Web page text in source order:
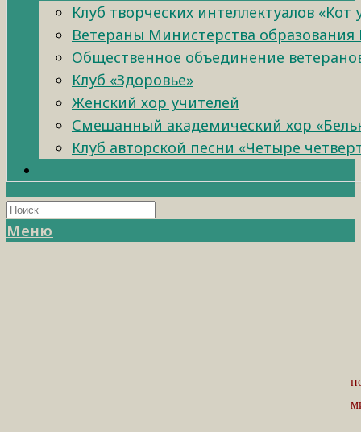
Клуб творческих интеллектуалов «Кот
Ветераны Министерства образования
Общественное объединение
Клуб «Здоровье»
Женский хор учителей
Смешанный академический хор
Клуб авторской песни «Четыре
Меню